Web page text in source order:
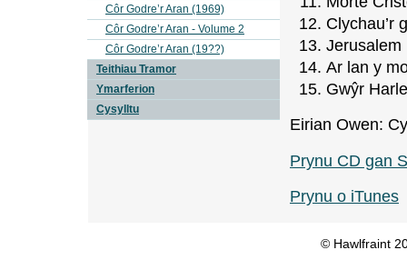
Clychau’r
Jerusalem
Ar lan y
Gwŷr
Eirian Owen:
Prynu CD gan
Prynu o iTunes
Côr Godre’r Aran (1969)
Côr Godre’r Aran - Volume 2
Côr Godre’r Aran (19??)
Teithiau Tramor
Ymarferion
Cysylltu
© Hawlfraint